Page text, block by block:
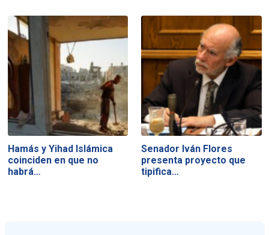
Hamás y Yihad Islámica
coinciden en que no
habrá…
Senador Iván Flores
presenta proyecto que
tipifica…